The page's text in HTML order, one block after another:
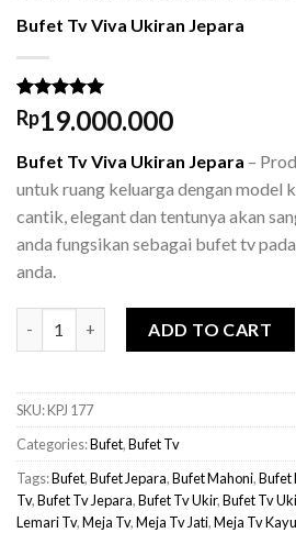
Bufet Tv Viva Ukiran Jepara
Rated5.00
out of 5
1
customer
rating
Rp19.000.000
Bufet Tv Viva Ukiran Jepara –
untuk ruang keluarga dengan model
cantik, elegant dan tentunya akan
anda fungsikan sebagai bufet tv
anda.
ADD TO CART
SKU:KPJ 177
Categories:Bufet,Bufet Tv
Tags:Bufet,Bufet Jepara,Bufet Mahoni,Bufet
Tv,Bufet Tv Jepara,Bufet Tv Ukir,Bufet Tv
Lemari Tv,Meja Tv,Meja Tv Jati,Meja Tv Kayu